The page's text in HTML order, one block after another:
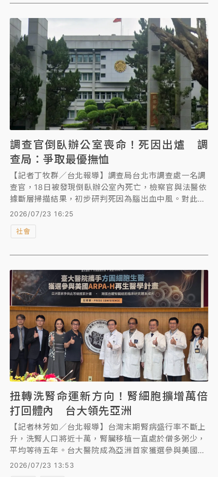
調查官倒臥辦公室喪命！死因出爐 調
查局：爭取最優撫恤
【記者丁牧群／台北報導】調查局台北市調查處一名調
查官，18日被發現倒臥辦公室內死亡，檢察官與法醫依
據斷層掃描結果，初步研判死因為腦出血中風。對此，
調查局表示會在規範內，盡力幫這位同仁爭取最優遇的
2026/07/23 16:25
社會
扭轉洗腎命運新方向！腎細胞擴增萬倍
打回體內 台大領先亞洲
【記者林芳如／台北報導】台灣末期腎病盛行率不斷上
升，洗腎人口將近十萬，腎臟移植一直處於僧多粥少，
平均等待五年。台大醫院成為亞洲首家獲選參與美國
ARPA-H再生醫學計畫，希望從病人腎臟取出少量細
胞，利用技術擴增一萬倍而且是具備高再生潛力的細
2026/07/23 13:53